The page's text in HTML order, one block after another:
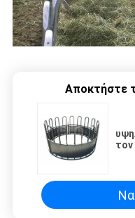
Αποκτήστε
Να